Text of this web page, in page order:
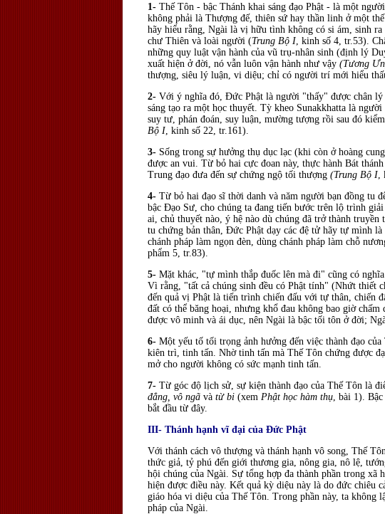
1- Thế Tôn - bậc Thánh khai sáng đạo Phật - là một
không phải là Thượng đế, thiên sứ hay thần linh ở một
hãy hiểu rằng, Ngài là vị hữu tình không có si ám, sinh
chư Thiên và loài người (Trung Bộ I , kinh số 4, tr.53).
những quy luật vận hành của vũ trụ-nhân sinh (định lý
xuất hiện ở đời, nó vẫn luôn vận hành như vậy (Tương
thượng, siêu lý luận, vi diệu; chỉ có người trí mới hiểu
2- Với ý nghĩa đó, Ðức Phật là người "thấy" được chân
sáng tạo ra một học thuyết. Tỳ kheo Sunakkhatta là
suy tư, phán đoán, suy luận, mường tượng rồi sau đó
Bộ I , kinh số 22, tr.161).
3- Sống trong sự hưởng thụ dục lạc (khi còn ở hoàng
được an vui. Từ bỏ hai cực đoan này, thực hành Bát
Trung đạo đưa đến sự chứng ngộ tối thượng (Trung Bộ I
4- Từ bỏ hai đạo sĩ thời danh và năm người bạn đồng tu
bậc Ðạo Sư, cho chúng ta đang tiến bước trên lộ trình
ai, chủ thuyết nào, ý hệ nào dù chúng đã trở thành
tu chứng bản thân, Ðức Phật dạy các đệ tử hãy tự mình
chánh pháp làm ngọn đèn, dùng chánh pháp làm chỗ
phẩm 5, tr.83).
5- Mặt khác, "tự mình thắp đuốc lên mà đi" cũng có
Vì rằng, "tất cả chúng sinh đều có Phật tính" (Nhứt thiết
đến quả vị Phật là tiến trình chiến đấu với tự thân, chiến
đất có thể băng hoại, nhưng khổ đau không bao giờ
được vô minh và ái dục, nên Ngài là bậc tối tôn ở đời;
6- Một yếu tố tối trọng ảnh hưởng đến việc thành đạo
kiên trì, tinh tấn. Nhờ tinh tấn mà Thế Tôn chứng được
mở cho người không có sức mạnh tinh tấn.
7- Từ góc độ lịch sử, sự kiện thành đạo của Thế Tôn là
đẳng, vô ngã và từ bi (xem Phật học hàm thụ , bài 1).
bắt đầu từ đây.
III- Thánh hạnh vĩ đại của Ðức Phật
Với thánh cách vô thượng và thánh hạnh vô song, Thế
thức giả, tỷ phú đến giới thương gia, nông gia, nô lệ,
hội chúng của Ngài. Sự tổng hợp đa thành phần trong xã
hiện được điều này. Kết quả kỳ diệu này là do đức chiêu
giáo hóa vi diệu của Thế Tôn. Trong phần này, ta không
pháp của Ngài.